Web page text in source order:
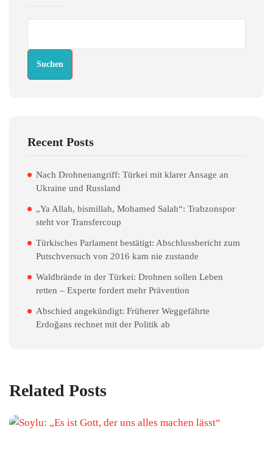
Suchen
Recent Posts
Nach Drohnenangriff: Türkei mit klarer Ansage an
Ukraine und Russland
„Ya Allah, bismillah, Mohamed Salah“: Trabzonspor
steht vor Transfercoup
Türkisches Parlament bestätigt: Abschlussbericht zum
Putschversuch von 2016 kam nie zustande
Waldbrände in der Türkei: Drohnen sollen Leben
retten – Experte fordert mehr Prävention
Abschied angekündigt: Früherer Weggefährte
Erdoğans rechnet mit der Politik ab
Related Posts